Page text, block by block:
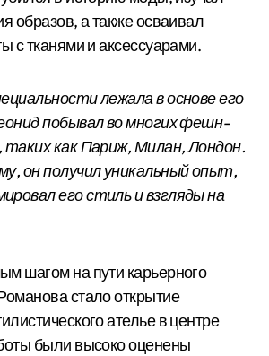
образов, а также осваивал
с тканями и аксессуарами.
лежала в основе его
побывал во многих фешн-
как Париж, Милан, Лондон.
он получил уникальный опыт,
его стиль и взгляды на
шагом на пути карьерного
стало открытие
ателье в центре
были высоко оценены